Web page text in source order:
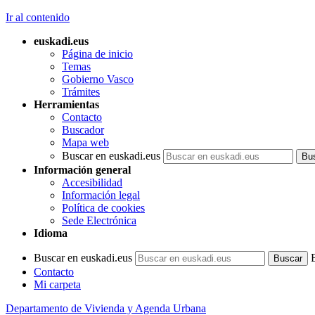
Ir al contenido
euskadi.eus
Página de inicio
Temas
Gobierno Vasco
Trámites
Herramientas
Contacto
Buscador
Mapa web
Buscar en euskadi.eus
Información general
Accesibilidad
Información legal
Política de cookies
Sede Electrónica
Idioma
Buscar en euskadi.eus
Contacto
Mi carpeta
Departamento de Vivienda y Agenda Urbana